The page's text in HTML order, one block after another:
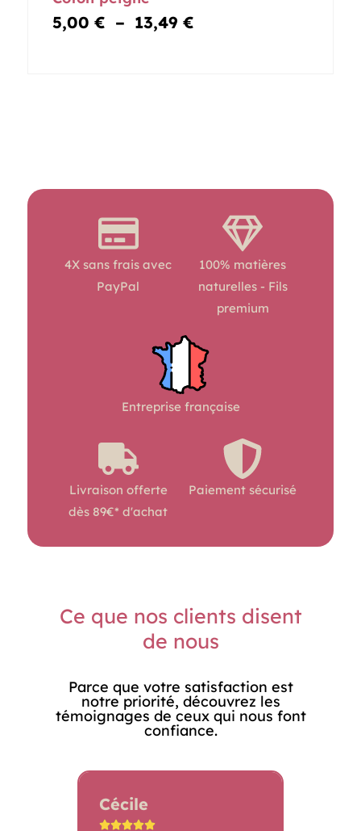
5,00€ – 13,49€
4X sans frais avec
PayPal
100% matières
naturelles - Fils
premium
Entreprise française
Livraison offerte
dès 89€* d'achat
Paiement sécurisé
Ce que nos clients disent
de nous
Parce que votre satisfaction est
notre priorité, découvrez les
témoignages de ceux qui nous font
confiance.
Cécile
